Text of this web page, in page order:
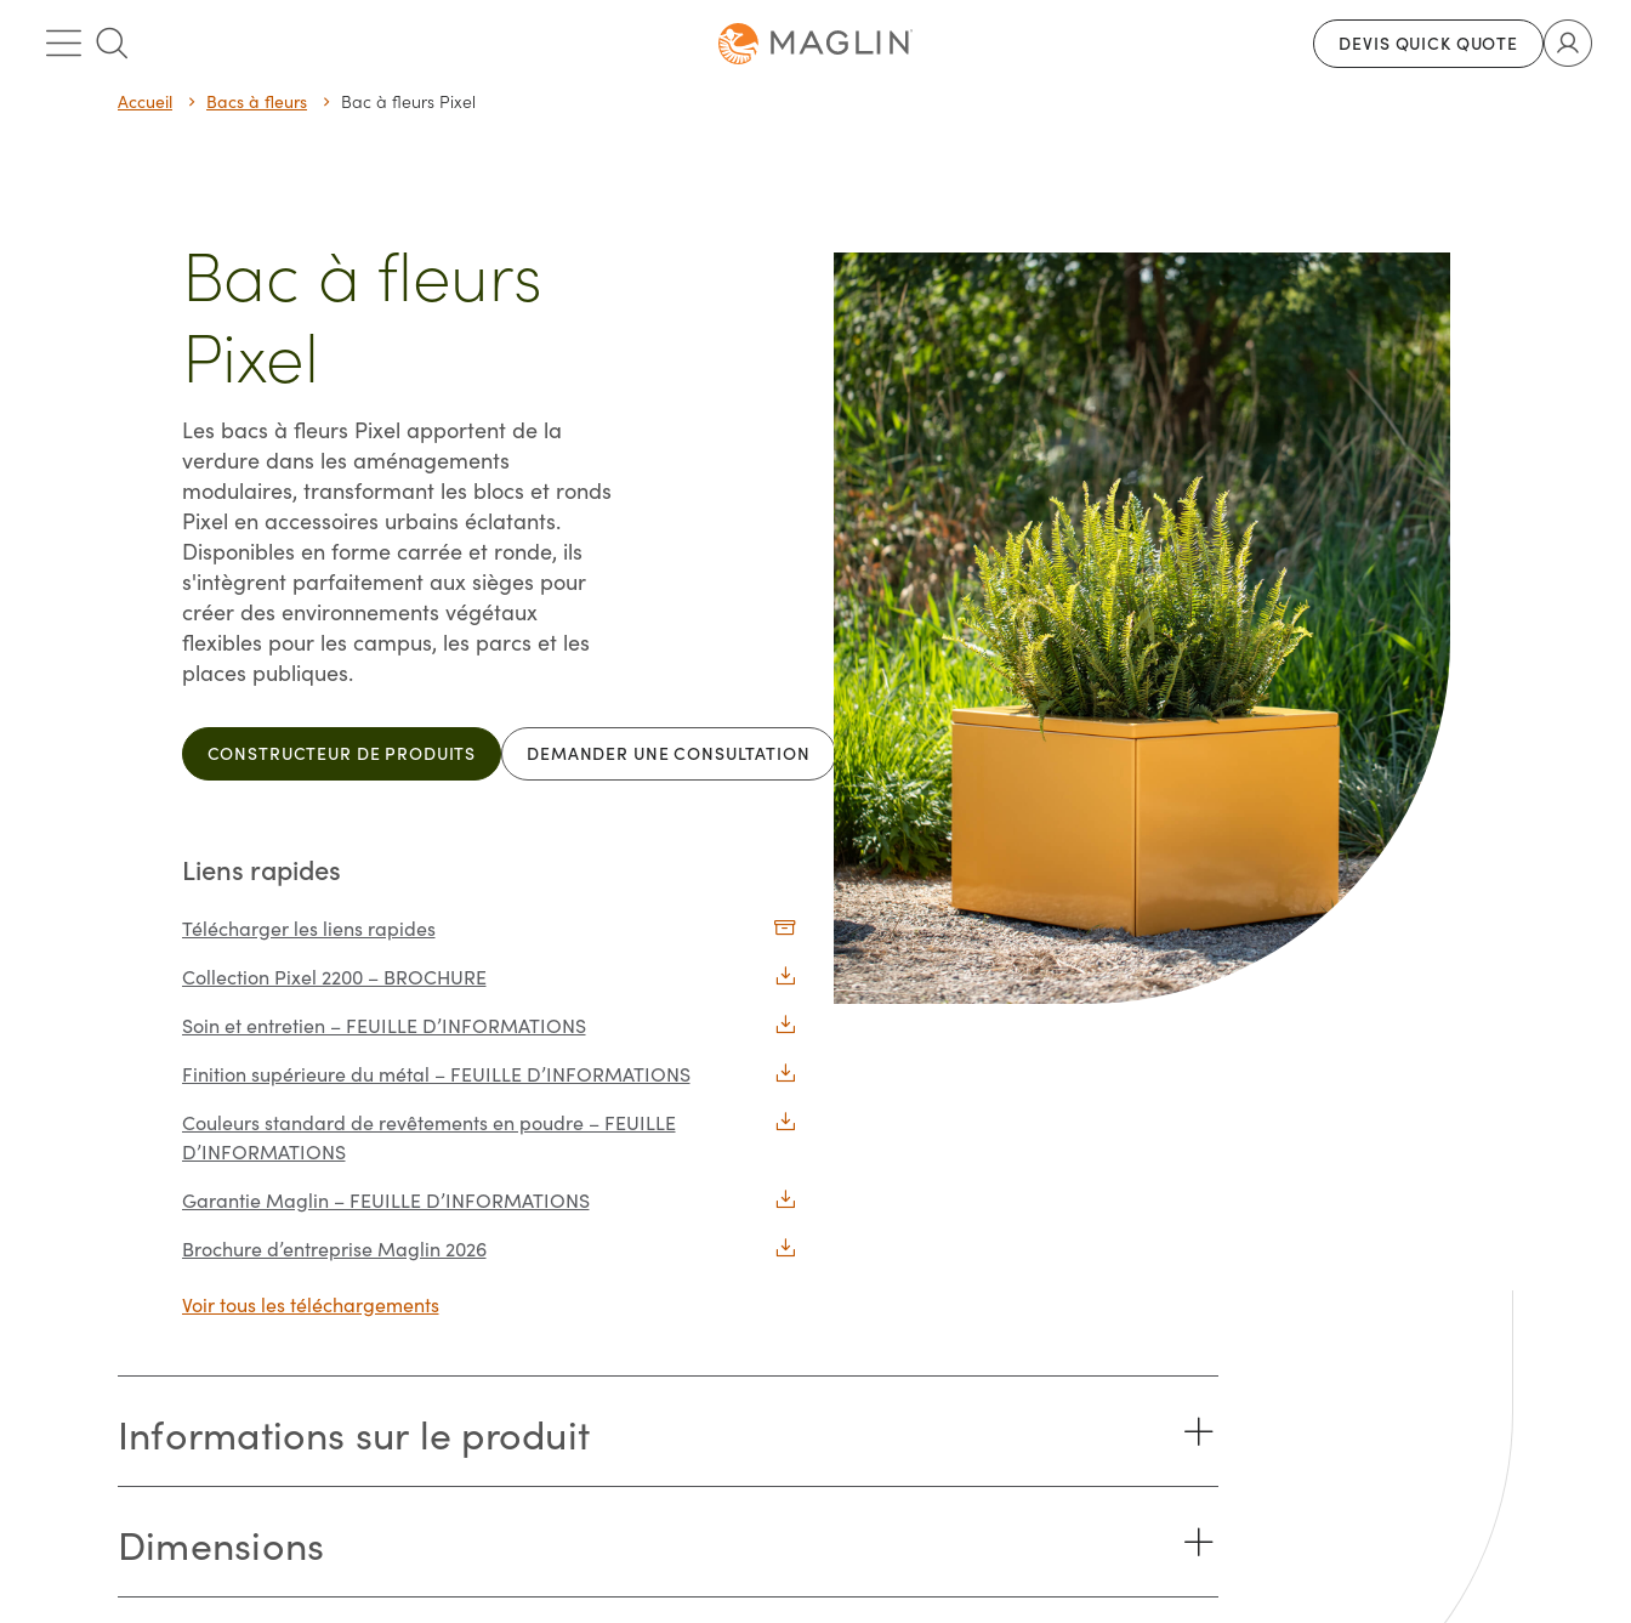
DEVIS QUICK QUOTE
Accueil Bacs à fleurs Bac à fleurs Pixel
Bac à fleurs
Pixel
Les bacs à fleurs Pixel apportent de la
verdure dans les aménagements
modulaires, transformant les blocs et ronds
Pixel en accessoires urbains éclatants.
Disponibles en forme carrée et ronde, ils
s'intègrent parfaitement aux sièges pour
créer des environnements végétaux
flexibles pour les campus, les parcs et les
places publiques.
CONSTRUCTEUR DE PRODUITS DEMANDER UNE CONSULTATION
Liens rapides
Télécharger les liens rapides
Collection Pixel 2200 – BROCHURE
Soin et entretien – FEUILLE D’INFORMATIONS
Finition supérieure du métal – FEUILLE D’INFORMATIONS
Couleurs standard de revêtements en poudre – FEUILLE
D’INFORMATIONS
Garantie Maglin – FEUILLE D’INFORMATIONS
Brochure d’entreprise Maglin 2026
Voir tous les téléchargements
Informations sur le produit
Dimensions